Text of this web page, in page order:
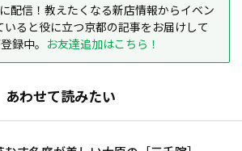
配信！教えたくなる新店情報からイベン
いると役に立つ京都の記事をお届けして
録中。 お友達追加はこちら！
あわせて読みたい